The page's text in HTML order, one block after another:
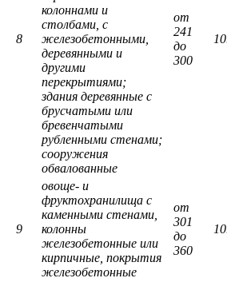
8
колоннами и
столбами, с
железобетонными,
деревянными и
другими
перекрытиями;
здания деревянные с
брусчатыми или
бревенчатыми
рубленными стенами;
сооружения
обвалованные
от
241
до
300
9
овоще- и
фруктохранилища с
каменными стенами,
колонны
железобетонные или
кирпичные, покрытия
железобетонные
от
301
до
360